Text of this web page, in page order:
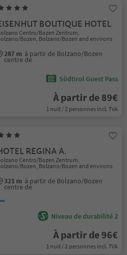
BOUTIQUE HOTEL
Centro/Bozen Zentrum,
Bozen, Bolzano/Bozen and environs
287 m à partir de Bolzano/Bozen
centre de
Südtirol Guest Pass
À partir de 89€
1 nuit / 2 personnes incl. TVA
REGINA A.
Centro/Bozen Zentrum,
Bozen, Bolzano/Bozen and environs
321 m à partir de Bolzano/Bozen
centre de
Niveau de durabilité 2
À partir de 96€
1 nuit / 2 personnes incl. TVA